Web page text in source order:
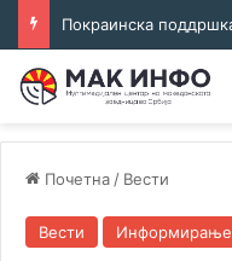
Почетна / Вести
Вести Информирање